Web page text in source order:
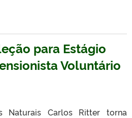
para Estágio
Voluntário
Naturais Carlos Ritter torna